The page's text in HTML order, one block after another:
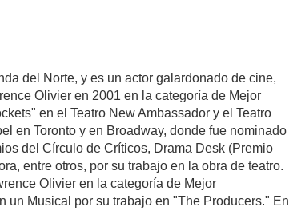
del Norte, y es un actor galardonado de cine,
Olivier en 2001 en la categoría de Mejor
en el Teatro New Ambassador y el Teatro
en Toronto y en Broadway, donde fue nominado
del Círculo de Críticos, Drama Desk (Premio
entre otros, por su trabajo en la obra de teatro.
Olivier en la categoría de Mejor
un Musical por su trabajo en "The Producers." En